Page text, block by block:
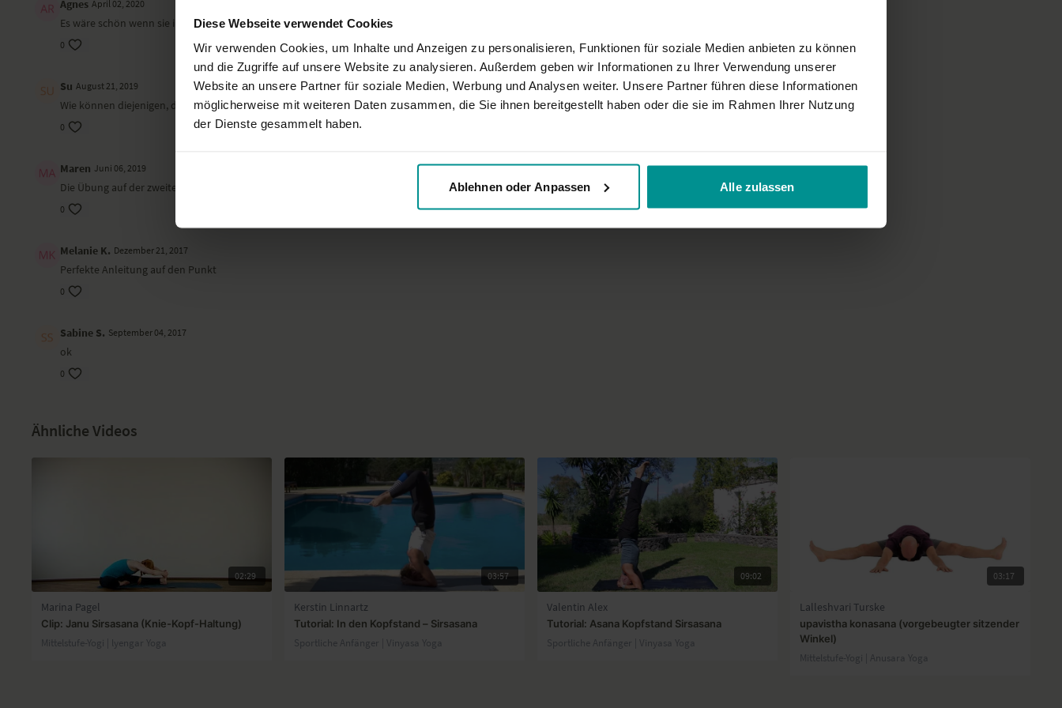
Diese Webseite verwendet Cookies
Wir verwenden Cookies, um Inhalte und Anzeigen zu personalisieren, Funktionen für soziale Medien anbieten zu können
und die Zugriffe auf unsere Website zu analysieren. Außerdem geben wir Informationen zu Ihrer Verwendung unserer
Website an unsere Partner für soziale Medien, Werbung und Analysen weiter. Unsere Partner führen diese Informationen
möglicherweise mit weiteren Daten zusammen, die Sie ihnen bereitgestellt haben oder die sie im Rahmen Ihrer Nutzung
der Dienste gesammelt haben.
Ablehnen oder Anpassen Alle zulassen
Agnes April 02, 2020
Es wäre schön wenn sie immer beide Seiten zeigen würden, so kann man diese auch gleich mitmachen und üben. Sonst sind die Anleitungen sehr gut verständlich
0
Su August 21, 2019
Wie können diejenigen, die (noch) nicht so gelenkig sind auf dieses Asana hinarbeiten (sich vorbereiten) ?
0
Maren Juni 06, 2019
Die Übung auf der zweiten Seite hat mir gefehlt
0
Melanie K. Dezember 21, 2017
Perfekte Anleitung auf den Punkt
0
Sabine S. September 04, 2017
ok
0
Ähnliche Videos
02:29
Marina Pagel
Clip: Janu Sirsasana (Knie-Kopf-Haltung)
Mittelstufe-Yogi | lyengar Yoga
03:57
Kerstin Linnartz
Tutorial: In den Kopfstand – Sirsasana
Sportliche Anfänger | Vinyasa Yoga
09:02
Valentin Alex
Tutorial: Asana Kopfstand Sirsasana
Sportliche Anfänger | Vinyasa Yoga
03:17
Lalleshvari Turske
upavistha konasana (vorgebeugter sitzender
Winkel)
Mittelstufe-Yogi | Anusara Yoga